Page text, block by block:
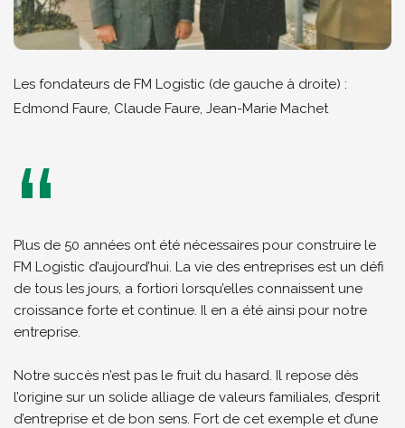
Plus de 50 années ont été nécessaires pour construire le
FM Logistic d’aujourd’hui. La vie des entreprises est un défi
de tous les jours, a fortiori lorsqu’elles connaissent une
croissance forte et continue. Il en a été ainsi pour notre
entreprise.
Notre succès n’est pas le fruit du hasard. Il repose dès
l’origine sur un solide alliage de valeurs familiales, d’esprit
d’entreprise et de bon sens. Fort de cet exemple et d’une
Les fondateurs de FM Logistic (de gauche à droite) :
Edmond Faure, Claude Faure, Jean-Marie Machet